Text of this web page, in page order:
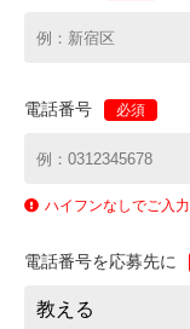
電話番号 必須
ハイフンなしでご入
電話番号を応募先に